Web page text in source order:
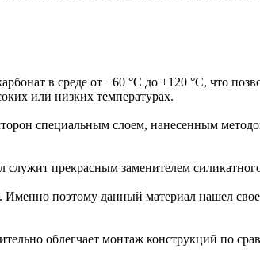
в среде от −60 °С до +120 °С, что
или низких температурах.
специальным слоем, нанесенным
прекрасным заменителем
поэтому данный материал нашел
облегчает монтаж конструкций по